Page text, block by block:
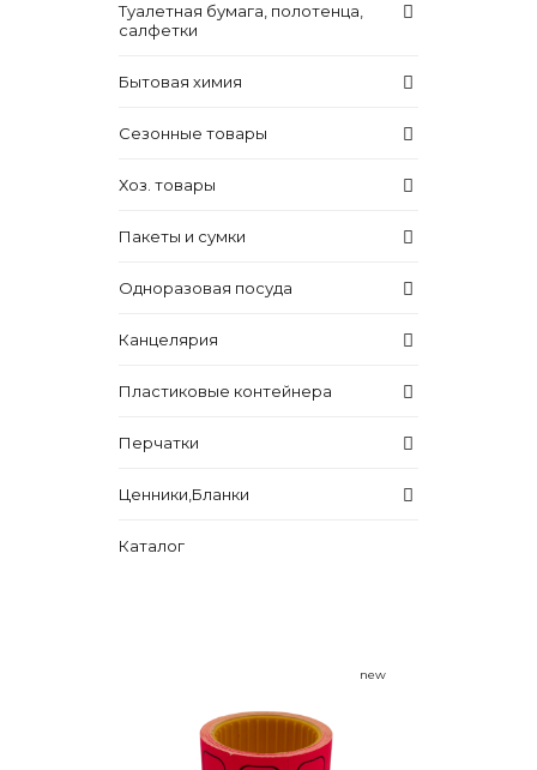
Туалетная бумага, полотенца,
салфетки
Бытовая химия
Сезонные товары
Хоз. товары
Пакеты и сумки
Одноразовая посуда
Канцелярия
Пластиковые контейнера
Перчатки
Ценники,Бланки
Каталог
new